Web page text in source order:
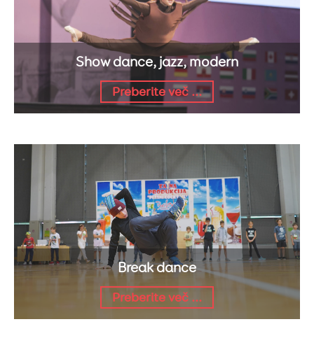
Show dance, jazz, modern
Preberite več ...
Break dance
Preberite več ...